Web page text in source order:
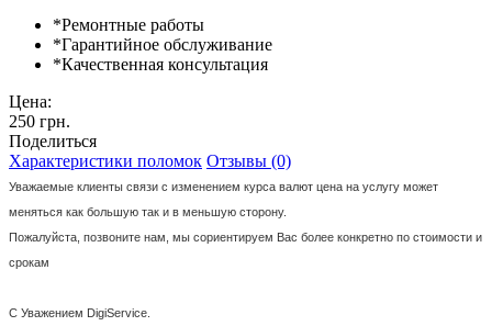
*Ремонтные работы
*Гарантийное обслуживание
*Качественная консультация
Цена:
250 грн.
Поделиться
Характеристики поломок Отзывы (0)
Уважаемые клиенты связи с изменением курса валют цена на услугу может
меняться как большую так и в меньшую сторону.
Пожалуйста, позвоните нам, мы сориентируем Вас более конкретно по стоимости и
срокам
С Уважением DigiService.